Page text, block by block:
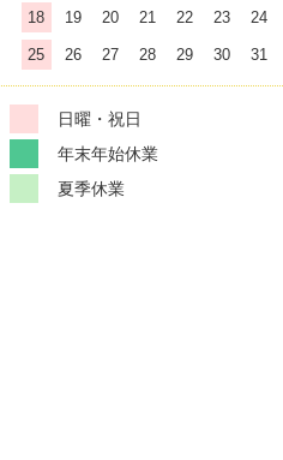
18 19 20 21 22 23 24
25 26 27 28 29 30 31
日曜・祝日
年末年始休業
夏季休業